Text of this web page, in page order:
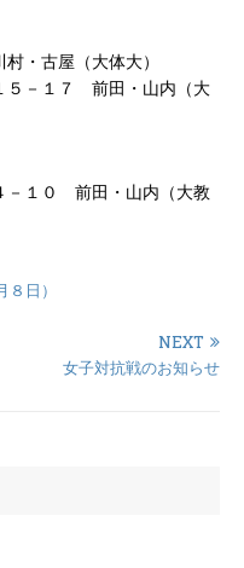
古屋（大体大）
－１７ 前田・山内（大
１０ 前田・山内（大教
日）
NEXT
女子対抗戦のお知らせ